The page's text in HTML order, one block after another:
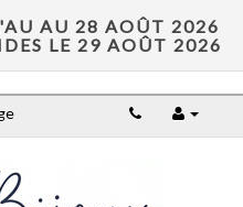
AU 28 AOÛT 2026
LE 29 AOÛT 2026